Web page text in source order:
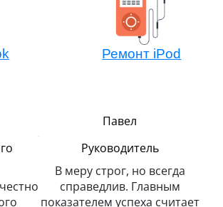
Ремонт iPod
Павел
Руководитель
В меру строг, но всегда
справедлив. Главным
показателем успеха считает